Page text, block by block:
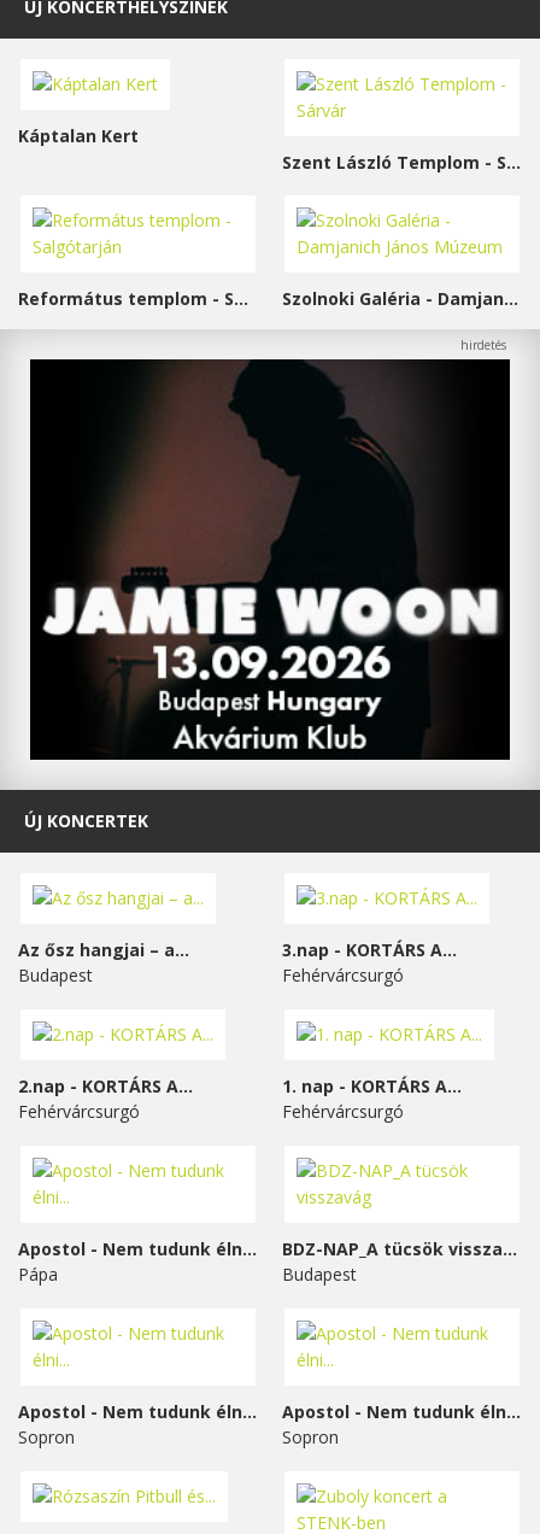
ÚJ KONCERTHELYSZÍNEK
Káptalan Kert
Szent László Templom - Sárvár
Református templom - Salgótarján Szolnoki Galéria - Damjanich János Múzeum
ÚJ KONCERTEK
Az ősz hangjai – a...
Budapest
3.nap - KORTÁRS A...
Fehérvárcsurgó
2.nap - KORTÁRS A...
Fehérvárcsurgó
1. nap - KORTÁRS A...
Fehérvárcsurgó
Apostol - Nem tudunk élni...
Pápa
BDZ-NAP_A tücsök visszavág
Budapest
Apostol - Nem tudunk élni...
Sopron
Apostol - Nem tudunk élni...
Sopron